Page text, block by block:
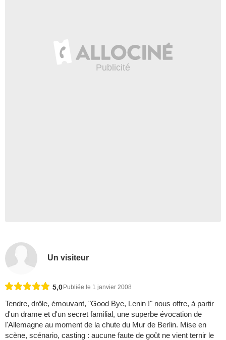
Un visiteur
5,0 Publiée le 1 janvier 2008
Tendre, drôle, émouvant, "Good Bye, Lenin !" nous offre, à partir
d'un drame et d'un secret familial, une superbe évocation de
l'Allemagne au moment de la chute du Mur de Berlin. Mise en
scène, scénario, casting : aucune faute de goût ne vient ternir le